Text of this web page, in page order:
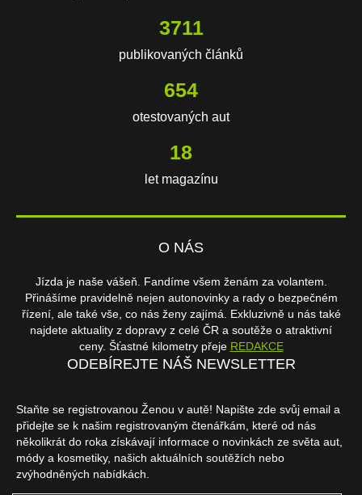
3711
publikovaných článků
654
otestovaných aut
18
let magazínu
O NÁS
Jízda je naše vášeň. Fandíme všem ženám za volantem.
Přinášíme pravidelně nejen autonovinky a rady o bezpečném
řízení, ale také vše, co nás ženy zajímá. Exkluzivně u nás také
najdete aktuality z dopravy z celé ČR a soutěže o atraktivní
ceny. Šťastné kilometry přeje REDAKCE
ODEBÍREJTE NÁŠ NEWSLETTER
Staňte se registrovanou Ženou v autě! Napište zde svůj email a
přidejte se k našim registrovaným čtenářkám, které od nás
několikrát do roka získávají informace o novinkách ze světa aut,
módy a kosmetiky, našich aktuálních soutěžích nebo
zvýhodněných nabídkách.